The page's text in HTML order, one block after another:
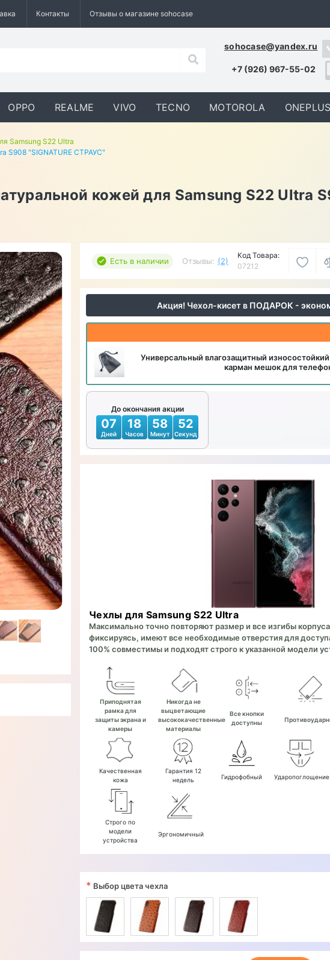
Контакты Отзывы о магазине sohocase
sohocase@yandex.ru
+7 (926) 967-55-02
OPPO REALME VIVO TECNO MOTOROLA ONEPLUS
Samsung S22 Ultra
S908 "SIGNATURE СТРАУС"
кожей для Samsung S22 Ultra
Есть в наличии Отзывы: (2)
Код Товара:
07212
Акция! Чехол-кисет в ПОДАРОК -
Универсальный влагозащитный
карман мешок для
До окончания акции
07
Дней
18
Часов
58
Минут
50
Секунд
Чехлы для Samsung S22 Ultra
Максимально точно повторяют размер и все изгибы
фиксируясь, имеют все необходимые отверстия для
100% совместимы и подходят строго к указанной модели
Приподнятая
рамка для
защиты экрана и
камеры
Никогда не
выцветающие
высококачественные
материалы
Все кнопки
доступны
Качественная
кожа
Гарантия 12
недель
Гидрофобный Ударопоглощение
Строго по
модели
устройства
Эргономичный
* Выбор цвета чехла